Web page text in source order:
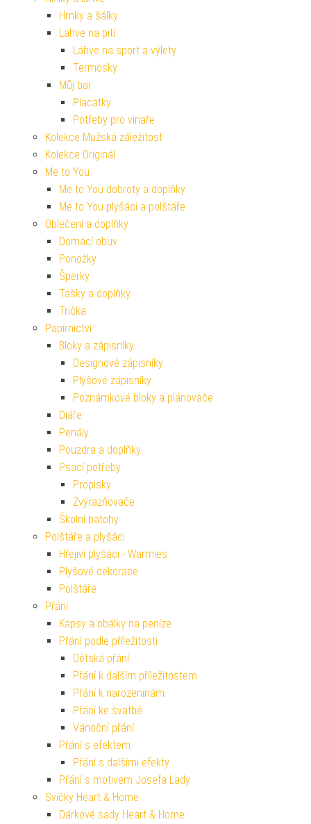
Hrnky a šálky
Lahve na pití
Láhve na sport a výlety
Termosky
Můj bar
Placatky
Potřeby pro vinaře
Kolekce Mužská záležitost
Kolekce Originál
Me to You
Me to You dobroty a doplňky
Me to You plyšáci a polštáře
Oblečení a doplňky
Domácí obuv
Ponožky
Šperky
Tašky a doplňky
Trička
Papírnictví
Bloky a zápisníky
Designové zápisníky
Plyšové zápisníky
Poznámkové bloky a plánovače
Diáře
Penály
Pouzdra a doplňky
Psací potřeby
Propisky
Zvýrazňovače
Školní batohy
Polštáře a plyšáci
Hřejiví plyšáci - Warmies
Plyšové dekorace
Polštáře
Přání
Kapsy a obálky na peníze
Přání podle příležitosti
Dětská přání
Přání k dalším příležitostem
Přání k narozeninám
Přání ke svatbě
Vánoční přání
Přání s efektem
Přání s dalšími efekty
Přání s motivem Josefa Lady
Svíčky Heart & Home
Dárkové sady Heart & Home